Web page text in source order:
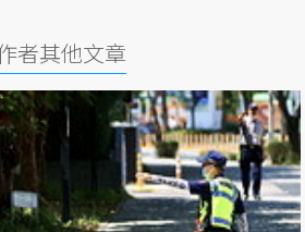
者其他文章